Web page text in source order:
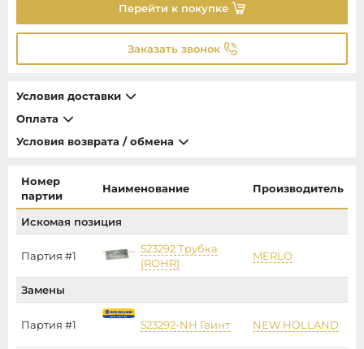
Перейти к покупке
Заказать звонок
Условия доставки
Оплата
Условия возврата / обмена
Номер
партии
Наименование Производитель
Искомая позиция
Партия #1
523292 Трубка
(ROHR)
MERLO
Замены
Партия #1 523292-NH Гвинт NEW HOLLAND